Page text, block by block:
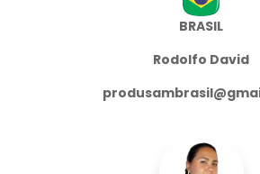
BRASIL
Rodolfo David